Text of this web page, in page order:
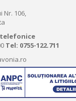
Nr. 106,
Tel: 0755-122.711